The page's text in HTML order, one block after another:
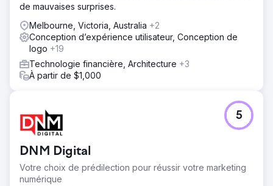
de mauvaises surprises.
Melbourne, Victoria, Australia +2
Conception d’expérience utilisateur, Conception de
logo +19
Technologie financière, Architecture +3
À partir de $1,000
DNM Digital
Votre choix de prédilection pour réussir votre marketing
numérique
5